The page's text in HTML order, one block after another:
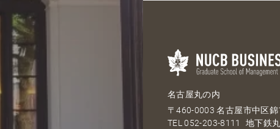
名古屋丸の内
〒460-0003 名古屋市中区
TEL052-203-8111 地下鉄